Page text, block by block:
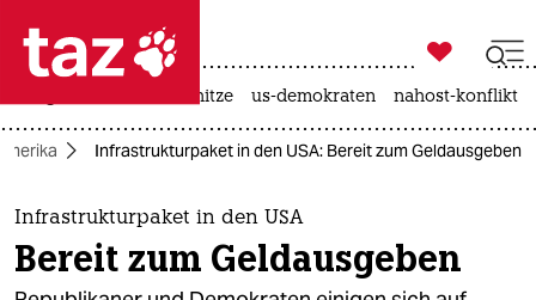
 taz zahl ich
taz zahl ich
themen
politik

taz zahl ich
hitze us-demokraten nahost-konflikt
Infrastrukturpaket in den USA: Bereit zum Geldausgeben
Infrastrukturpaket in den USA
Bereit zum Geldausgeben